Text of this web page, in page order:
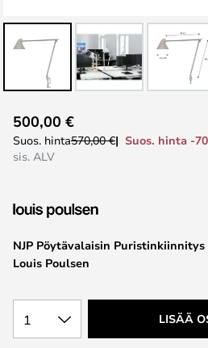
to
the
the
gallery
NJP Pöytävalaisin Puristinkiinnitys
Louis Poulsen
500,00 €
Suos. hinta570,00 €
Suos. hinta -
sis. ALV
1 LISÄÄ